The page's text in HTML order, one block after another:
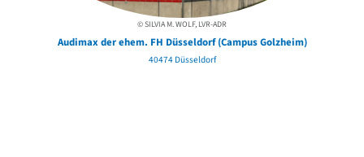
© SILVIA M. WOLF, LVR-ADR
Audimax der ehem. FH Düsseldorf (Campus Golzheim)
40474 Düsseldorf